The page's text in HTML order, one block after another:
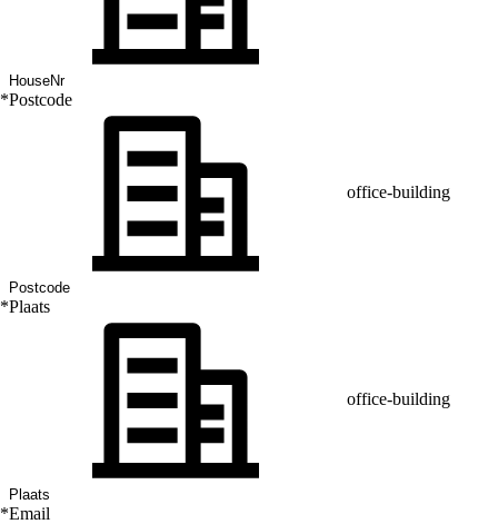
*Postcode
office-building
*Plaats
office-building
*Email